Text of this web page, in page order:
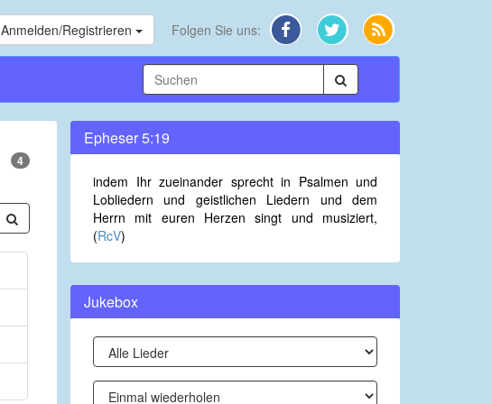
Anmelden/Registrieren Folgen Sie uns:
4
Epheser 5:19
indem Ihr zueinander sprecht in Psalmen und
Lobliedern und geistlichen Liedern und dem
Herrn mit euren Herzen singt und musiziert,
(RcV)
Jukebox